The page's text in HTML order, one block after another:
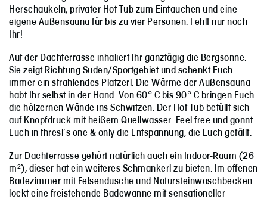
Herschaukeln, privater Hot Tub zum Eintauchen und eine
eigene Außensauna für bis zu vier Personen. Fehlt nur noch
Ihr!
Auf der Dachterrasse inhaliert Ihr ganztägig die Bergsonne.
Sie zeigt Richtung Süden/Sportgebiet und schenkt Euch
immer ein strahlendes Platzerl. Die Wärme der Außensauna
habt Ihr selbst in der Hand. Von 60° C bis 90° C bringen Euch
die hölzernen Wände ins Schwitzen. Der Hot Tub befüllt sich
auf Knopfdruck mit heißem Quellwasser. Feel free und gönnt
Euch in thresl’s one & only die Entspannung, die Euch gefällt.
Zur Dachterrasse gehört natürlich auch ein Indoor-Raum (26
m²), dieser hat ein weiteres Schmankerl zu bieten. Im offenen
Badezimmer mit Felsendusche und Natursteinwaschbecken
lockt eine freistehende Badewanne mit sensationeller